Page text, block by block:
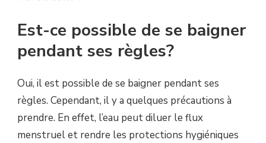
Est-ce possible de se baigner
pendant ses règles?
Oui, il est possible de se baigner pendant ses
règles. Cependant, il y a quelques précautions à
prendre. En effet, l’eau peut diluer le flux
menstruel et rendre les protections hygiéniques